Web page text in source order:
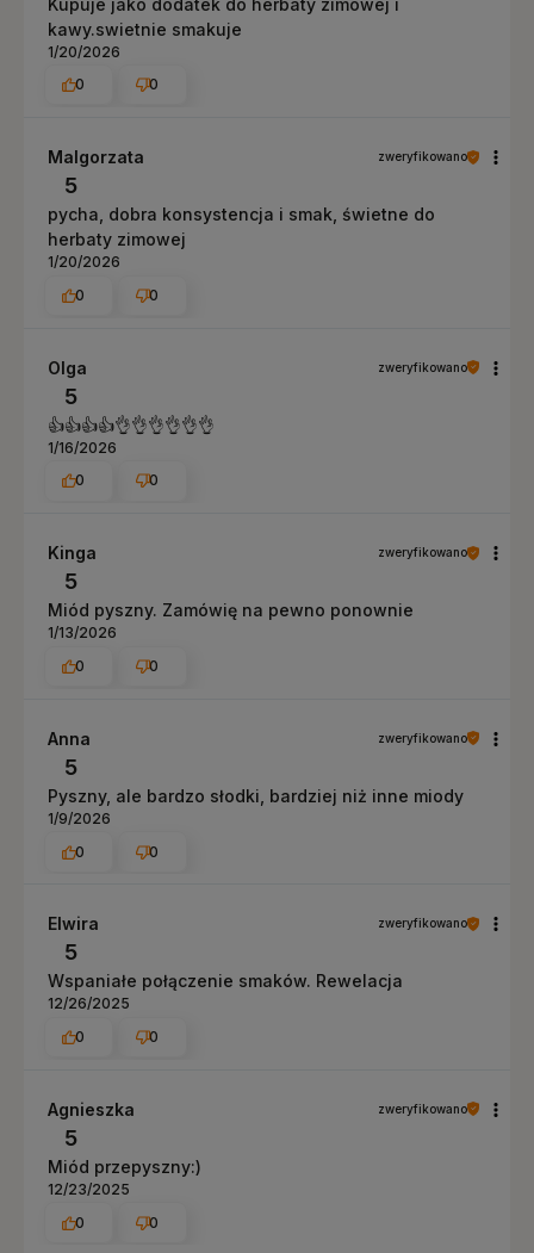
kawy.swietnie smakuje
1/20/2026
0
0
Malgorzata zweryfikowano
5
pycha, dobra konsystencja i smak, świetne do
herbaty zimowej
1/20/2026
0
0
Olga zweryfikowano
5
👍👍👍👍👌👌👌👌👌👌
1/16/2026
0
0
Kinga zweryfikowano
5
Miód pyszny. Zamówię na pewno ponownie
1/13/2026
0
0
Anna zweryfikowano
5
Pyszny, ale bardzo słodki, bardziej niż inne miody
1/9/2026
0
0
Elwira zweryfikowano
5
Wspaniałe połączenie smaków. Rewelacja
12/26/2025
0
0
Agnieszka zweryfikowano
5
Miód przepyszny:)
12/23/2025
0
0